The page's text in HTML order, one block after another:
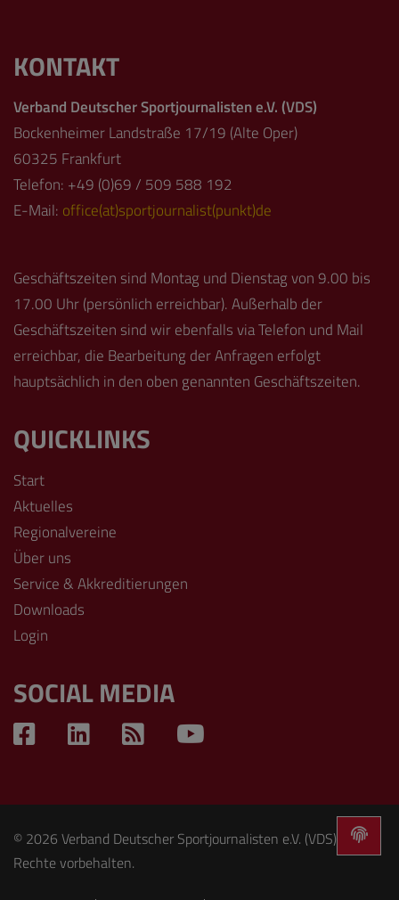
KONTAKT
Verband Deutscher Sportjournalisten e.V. (VDS)
Bockenheimer Landstraße 17/19 (Alte Oper)
60325 Frankfurt
Telefon: +49 (0)69 / 509 588 192
E-Mail: office(at)sportjournalist(punkt)de
Geschäftszeiten sind Montag und Dienstag von 9.00 bis
17.00 Uhr (persönlich erreichbar). Außerhalb der
Geschäftszeiten sind wir ebenfalls via Telefon und Mail
erreichbar, die Bearbeitung der Anfragen erfolgt
hauptsächlich in den oben genannten Geschäftszeiten.
QUICKLINKS
Start
Aktuelles
Regionalvereine
Über uns
Service & Akkreditierungen
Downloads
Login
SOCIAL MEDIA
© 2026 Verband Deutscher Sportjournalisten e.V. (VDS). Alle
Rechte vorbehalten.